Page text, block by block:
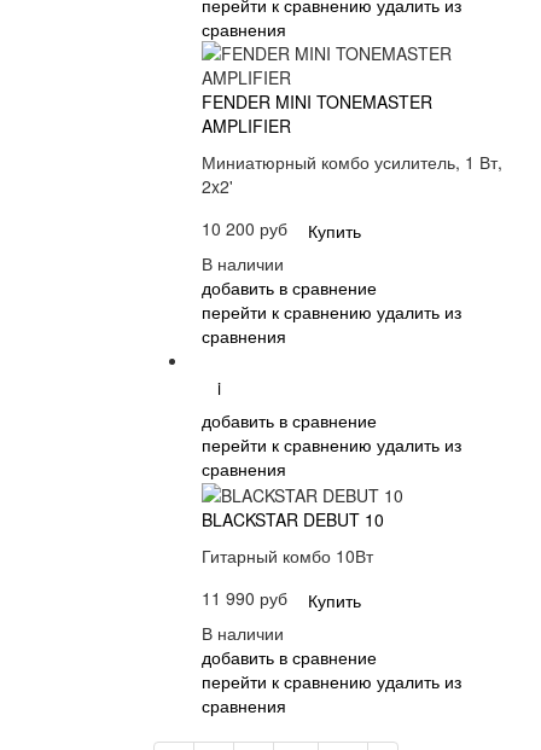
сравнения
FENDER MINI TONEMASTER
AMPLIFIER
Миниатюрный комбо усилитель, 1 Вт,
2x2'
10 200 руб
Купить
В наличии
добавить в сравнение
перейти к сравнению удалить из
сравнения
i
добавить в сравнение
перейти к сравнению удалить из
сравнения
BLACKSTAR DEBUT 10
Гитарный комбо 10Вт
11 990 руб
Купить
В наличии
добавить в сравнение
перейти к сравнению удалить из
сравнения